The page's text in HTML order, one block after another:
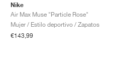
Nike
Air Max Muse "Particle Rose"
Mujer / Estilo deportivo / Zapatos
€143,99